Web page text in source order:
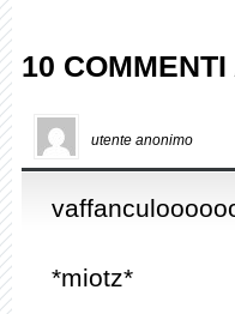
10
utente anonimo
*miotz*